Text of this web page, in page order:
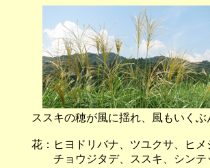
ススキの穂が風に揺れ、風もいく
花：ヒヨドリバナ、ツユクサ、ヒ
チョウジタデ、ススキ、シンテ